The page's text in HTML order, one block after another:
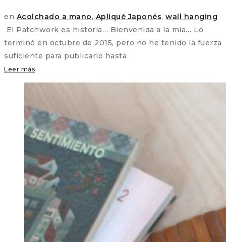
en Acolchado a mano, Apliqué Japonés, wall hanging
El Patchwork es historia… Bienvenida a la mía… Lo
terminé en octubre de 2015, pero no he tenido la fuerza
suficiente para publicarlo hasta
Leer más